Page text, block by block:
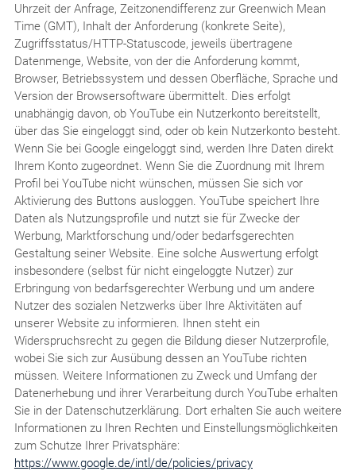
Uhrzeit der Anfrage, Zeitzonendifferenz zur Greenwich Mean
Time (GMT), Inhalt der Anforderung (konkrete Seite),
Zugriffsstatus/HTTP-Statuscode, jeweils übertragene
Datenmenge, Website, von der die Anforderung kommt,
Browser, Betriebssystem und dessen Oberfläche, Sprache und
Version der Browsersoftware übermittelt. Dies erfolgt
unabhängig davon, ob YouTube ein Nutzerkonto bereitstellt,
über das Sie eingeloggt sind, oder ob kein Nutzerkonto besteht.
Wenn Sie bei Google eingeloggt sind, werden Ihre Daten direkt
Ihrem Konto zugeordnet. Wenn Sie die Zuordnung mit Ihrem
Profil bei YouTube nicht wünschen, müssen Sie sich vor
Aktivierung des Buttons ausloggen. YouTube speichert Ihre
Daten als Nutzungsprofile und nutzt sie für Zwecke der
Werbung, Marktforschung und/oder bedarfsgerechten
Gestaltung seiner Website. Eine solche Auswertung erfolgt
insbesondere (selbst für nicht eingeloggte Nutzer) zur
Erbringung von bedarfsgerechter Werbung und um andere
Nutzer des sozialen Netzwerks über Ihre Aktivitäten auf
unserer Website zu informieren. Ihnen steht ein
Widerspruchsrecht zu gegen die Bildung dieser Nutzerprofile,
wobei Sie sich zur Ausübung dessen an YouTube richten
müssen. Weitere Informationen zu Zweck und Umfang der
Datenerhebung und ihrer Verarbeitung durch YouTube erhalten
Sie in der Datenschutzerklärung. Dort erhalten Sie auch weitere
Informationen zu Ihren Rechten und Einstellungsmöglichkeiten
zum Schutze Ihrer Privatsphäre:
https://www.google.de/intl/de/policies/privacy